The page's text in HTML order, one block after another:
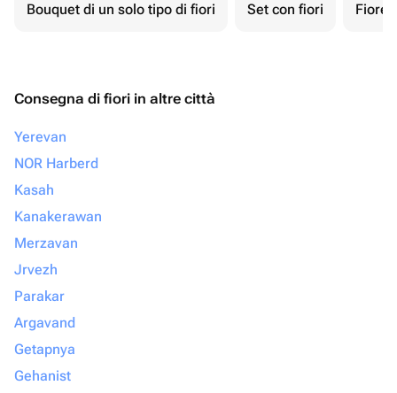
Bouquet di un solo tipo di fiori Set con fiori Fiore
Consegna di fiori in altre città
Yerevan
NOR Harberd
Kasah
Kanakerawan
Merzavan
Jrvezh
Parakar
Argavand
Getapnya
Gehanist